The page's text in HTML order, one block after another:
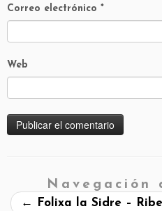
Correo electrónico *
Web
Navegación
←
Folixa la Sidre –